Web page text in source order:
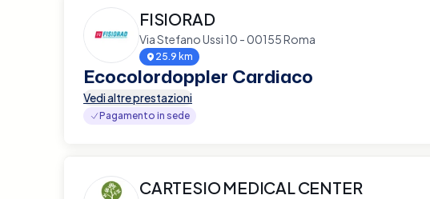
FISIORAD
Via Stefano Ussi 10 - 00155 Roma
25.9 km
Ecocolordoppler Cardiaco
Vedi altre prestazioni
Pagamento in sede
CARTESIO MEDICAL CENTER